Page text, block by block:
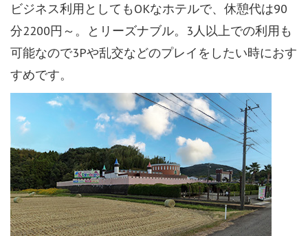
ビジネス利用としてもOKなホテルで、休憩代は90
分2200円～。とリーズナブル。3人以上での利用も
可能なので3Pや乱交などのプレイをしたい時におす
すめです。